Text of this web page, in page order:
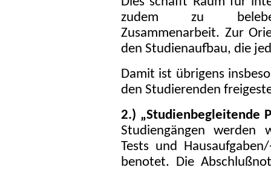
zudem zu
Zusammenarbeit. Zur
den Studienaufbau, die
Damit ist übrigens
den Studierenden
2.) „Studienbegleitende
Studiengängen werden
Tests und
benotet. Die